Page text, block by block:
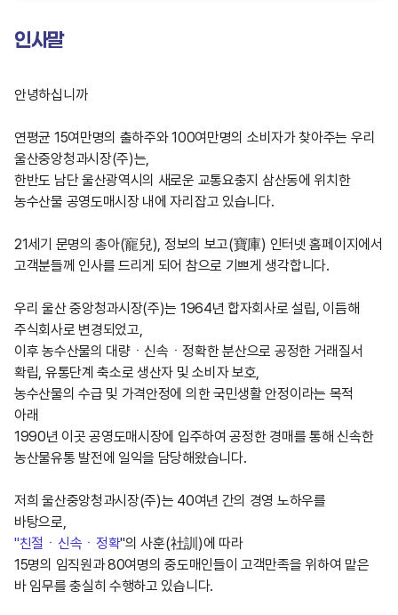
인사말
안녕하십니까
연평균 15여만명의 출하주와 100여만명의 소비자가 찾아주는 우리
울산중앙청과시장(주)는,
한반도 남단 울산광역시의 새로운 교통요충지 삼산동에 위치한
농수산물 공영도매시장 내에 자리잡고 있습니다.
21세기 문명의 총아(寵兒), 정보의 보고(寶庫) 인터넷 홈페이지에서
고객분들께 인사를 드리게 되어 참으로 기쁘게 생각합니다.
우리 울산 중앙청과시장(주)는 1964년 합자회사로 설립, 이듬해
주식회사로 변경되었고,
이후 농수산물의 대량ㆍ신속ㆍ정확한 분산으로 공정한 거래질서
확립, 유통단계 축소로 생산자 및 소비자 보호,
농수산물의 수급 및 가격안정에 의한 국민생활 안정이라는 목적
아래
1990년 이곳 공영도매시장에 입주하여 공정한 경매를 통해 신속한
농산물유통 발전에 일익을 담당해왔습니다.
저희 울산중앙청과시장(주)는 40여년 간의 경영 노하우를
바탕으로,
"친절ㆍ신속ㆍ정확"의 사훈(社訓)에 따라
15명의 임직원과 80여명의 중도매인들이 고객만족을 위하여 맡은
바 임무를 충실히 수행하고 있습니다.